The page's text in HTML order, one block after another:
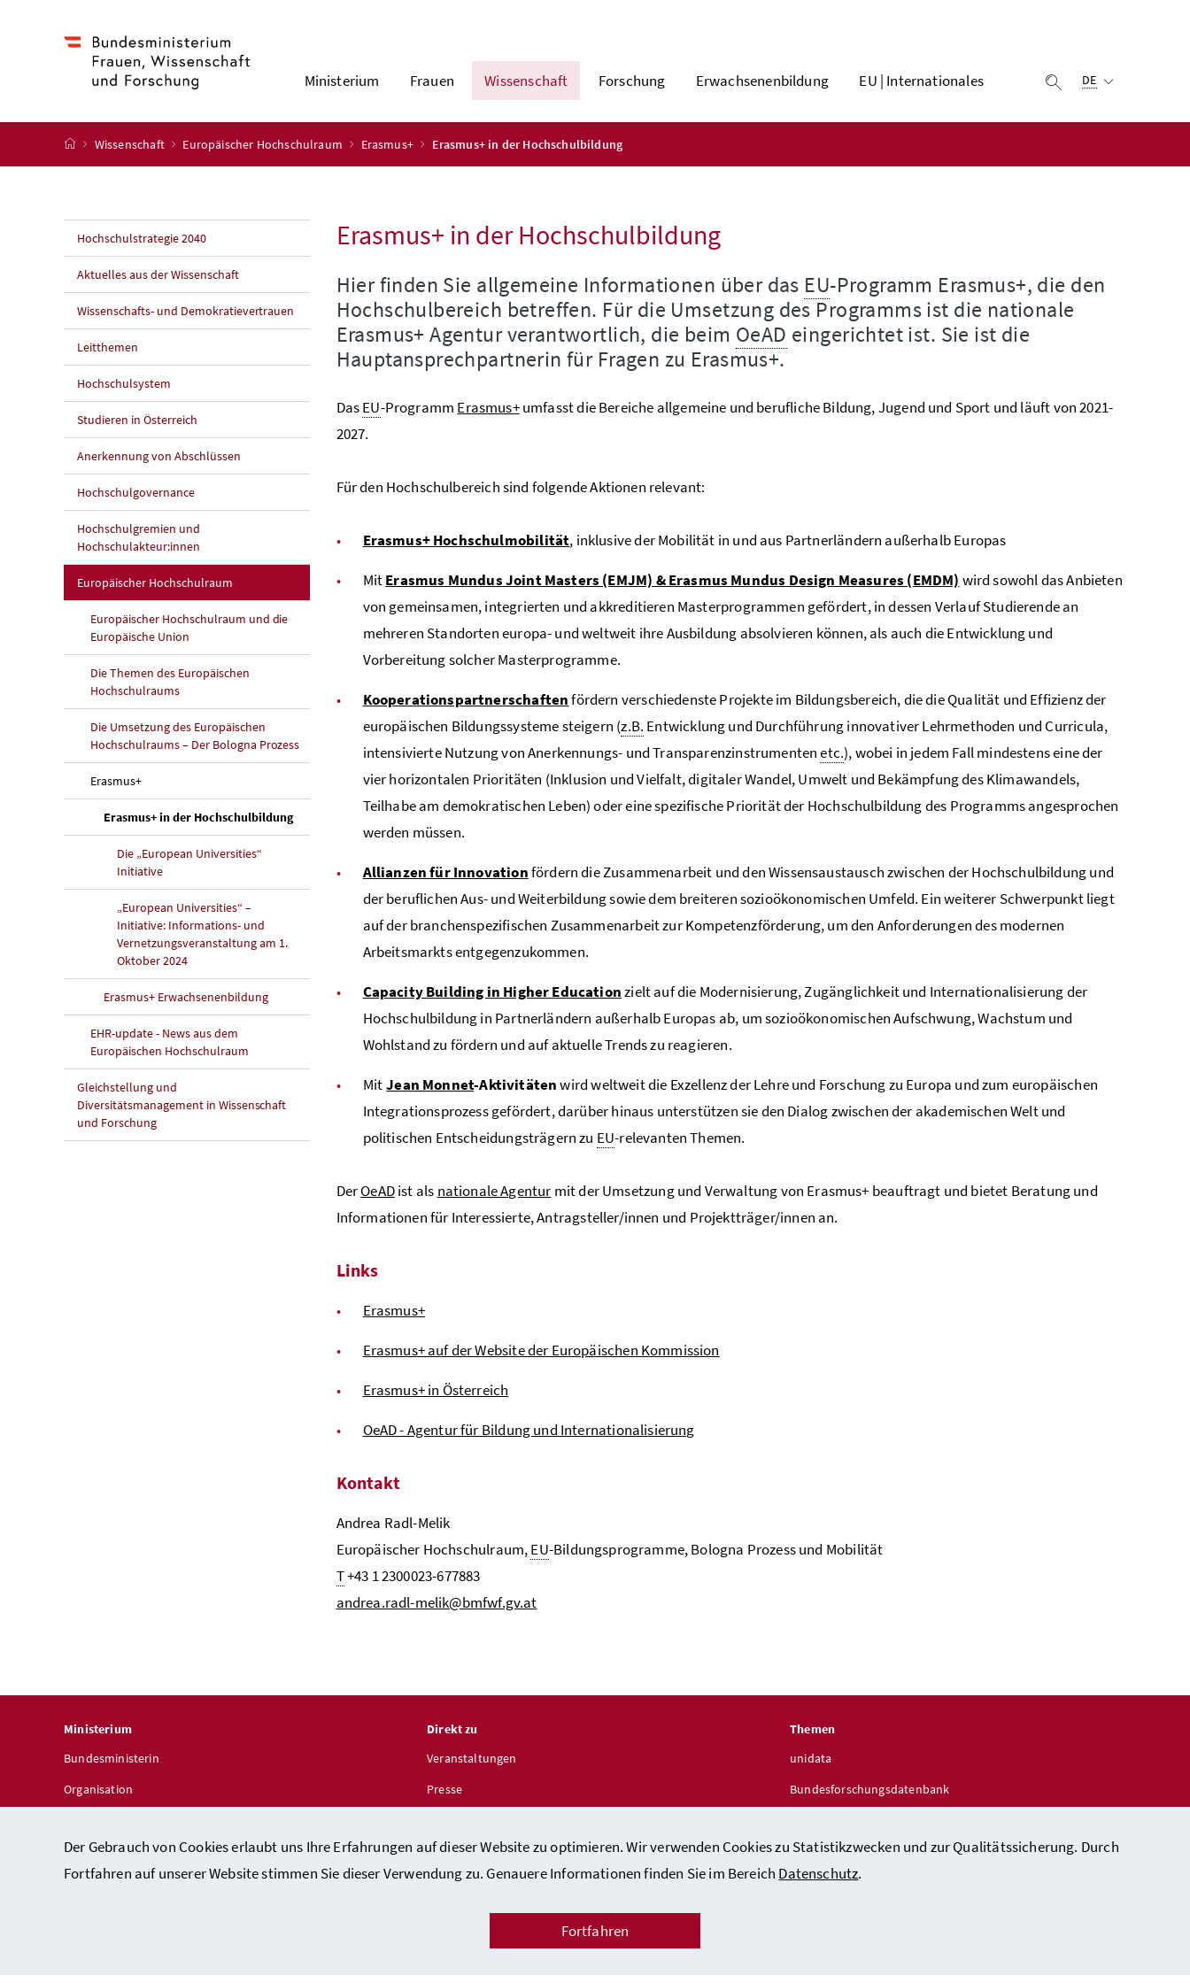
Der Gebrauch von Cookies erlaubt uns Ihre Erfahrungen auf dieser Website zu optimieren. Wir verwenden Cookies zu Statistikzwecken und zur Qualitätssicherung. Durch
Fortfahren auf unserer Website stimmen Sie dieser Verwendung zu. Genauere Informationen finden Sie im Bereich Datenschutz.
Fortfahren
Ministerium Frauen Wissenschaft Forschung Erwachsenenbildung EU | Internationales Suche einblenden
DE
Startseite
Wissenschaft Europäischer Hochschulraum Erasmus+ Erasmus+ in der Hochschulbildung
Hochschulstrategie 2040
Aktuelles aus der Wissenschaft
Wissenschafts- und Demokratievertrauen
Leitthemen
Hochschulsystem
Studieren in Österreich
Anerkennung von Abschlüssen
Hochschulgovernance
Hochschulgremien und
Hochschulakteur:innen
Europäischer Hochschulraum
Europäischer Hochschulraum und die
Europäische Union
Die Themen des Europäischen
Hochschulraums
Die Umsetzung des Europäischen
Hochschulraums – Der Bologna Prozess
Erasmus+
Erasmus+ in der Hochschulbildung(aktuelle Seite)
Die „European Universities“
Initiative
„European Universities“ –
Initiative: Informations- und
Vernetzungsveranstaltung am 1.
Oktober 2024
Erasmus+ Erwachsenenbildung
EHR-update - News aus dem
Europäischen Hochschulraum
Gleichstellung und
Diversitätsmanagement in Wissenschaft
und Forschung
Erasmus+ in der Hochschulbildung
Hier finden Sie allgemeine Informationen über das EU-Programm Erasmus+, die den
Hochschulbereich betreffen. Für die Umsetzung des Programms ist die nationale
Erasmus+ Agentur verantwortlich, die beim OeAD eingerichtet ist. Sie ist die
Hauptansprechpartnerin für Fragen zu Erasmus+.
DasEU-Programm Erasmus+umfasst die Bereiche allgemeine und berufliche Bildung, Jugend und Sport und läuft von 2021-
2027.
Für den Hochschulbereich sind folgende Aktionen relevant:
Erasmus+ Hochschulmobilität, inklusive der Mobilität in und aus Partnerländern außerhalb Europas
MitErasmus Mundus Joint Masters (EMJM) & Erasmus Mundus Design Measures (EMDM) wird sowohl das Anbieten
von gemeinsamen, integrierten und akkreditieren Masterprogrammen gefördert, in dessen Verlauf Studierende an
mehreren Standorten europa- und weltweit ihre Ausbildung absolvieren können, als auch die Entwicklung und
Vorbereitung solcher Masterprogramme.
Kooperationspartnerschaftenfördern verschiedenste Projekte im Bildungsbereich, die die Qualität und Effizienz der
europäischen Bildungssysteme steigern (z.B. Entwicklung und Durchführung innovativer Lehrmethoden und Curricula,
intensivierte Nutzung von Anerkennungs- und Transparenzinstrumentenetc.), wobei in jedem Fall mindestens eine der
vier horizontalen Prioritäten (Inklusion und Vielfalt, digitaler Wandel, Umwelt und Bekämpfung des Klimawandels,
Teilhabe am demokratischen Leben) oder eine spezifische Priorität der Hochschulbildung des Programms angesprochen
werden müssen.
Allianzen für Innovationfördern die Zusammenarbeit und den Wissensaustausch zwischen der Hochschulbildung und
der beruflichen Aus- und Weiterbildung sowie dem breiteren sozioökonomischen Umfeld. Ein weiterer Schwerpunkt liegt
auf der branchenspezifischen Zusammenarbeit zur Kompetenzförderung, um den Anforderungen des modernen
Arbeitsmarkts entgegenzukommen.
Capacity Building in Higher Educationzielt auf die Modernisierung, Zugänglichkeit und Internationalisierung der
Hochschulbildung in Partnerländern außerhalb Europas ab, um sozioökonomischen Aufschwung, Wachstum und
Wohlstand zu fördern und auf aktuelle Trends zu reagieren.
MitJean Monnet-Aktivitätenwird weltweit die Exzellenz der Lehre und Forschung zu Europa und zum europäischen
Integrationsprozess gefördert, darüber hinaus unterstützen sie den Dialog zwischen der akademischen Welt und
politischen Entscheidungsträgern zu EU-relevanten Themen.
DerOeADist als nationale Agentur mit der Umsetzung und Verwaltung von Erasmus+ beauftragt und bietet Beratung und
Informationen für Interessierte, Antragsteller/innen und Projektträger/innen an.
Links
Erasmus+
Erasmus+ auf der Website der Europäischen Kommission
Erasmus+ in Österreich
OeAD - Agentur für Bildung und Internationalisierung
Kontakt
Andrea Radl-Melik
Europäischer Hochschulraum,EU-Bildungsprogramme, Bologna Prozess und Mobilität
T+43 1 2300023-677883
andrea.radl-melik@bmfwf.gv.at
Ministerium
Bundesministerin
Organisation
Direkt zu
Veranstaltungen
Presse
Themen
unidata
Bundesforschungsdatenbank
Datenschutzerklärung